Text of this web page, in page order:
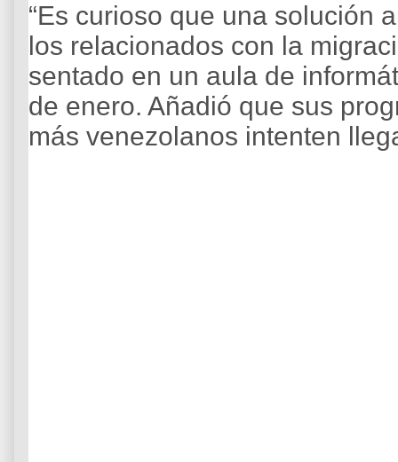
“Es curioso que una solución
los relacionados con la
sentado en un aula de
de enero. Añadió que sus
más venezolanos intenten